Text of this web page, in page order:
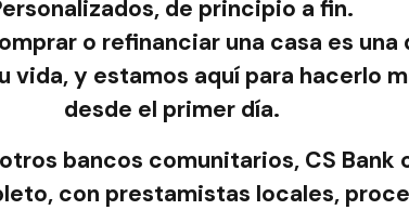
de principio a fin.
o refinanciar una casa es
y estamos aquí para hacerlo
desde el primer día.
bancos comunitarios, CS Bank
con prestamistas locales,